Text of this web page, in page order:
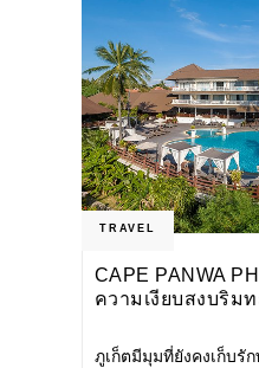
TRAVEL
CAPE PANWA
ความเงียบสงบริม
ภูเก็ตมีมุมที่ยังคงเก็บรั